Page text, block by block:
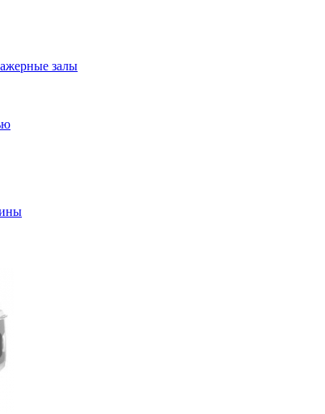
залы